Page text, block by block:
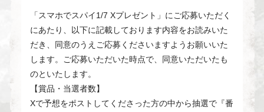
「スマホでスパイ1/7 Xプレゼント」にご応募いただく
にあたり、以下に記載しております内容をお読みいた
だき、同意のうえご応募くださいますようお願いいた
します。ご応募いただいた時点で、同意いただいたも
のといたします。
【賞品・当選者数】
Xで予想をポストしてくださった方の中から抽選で『番